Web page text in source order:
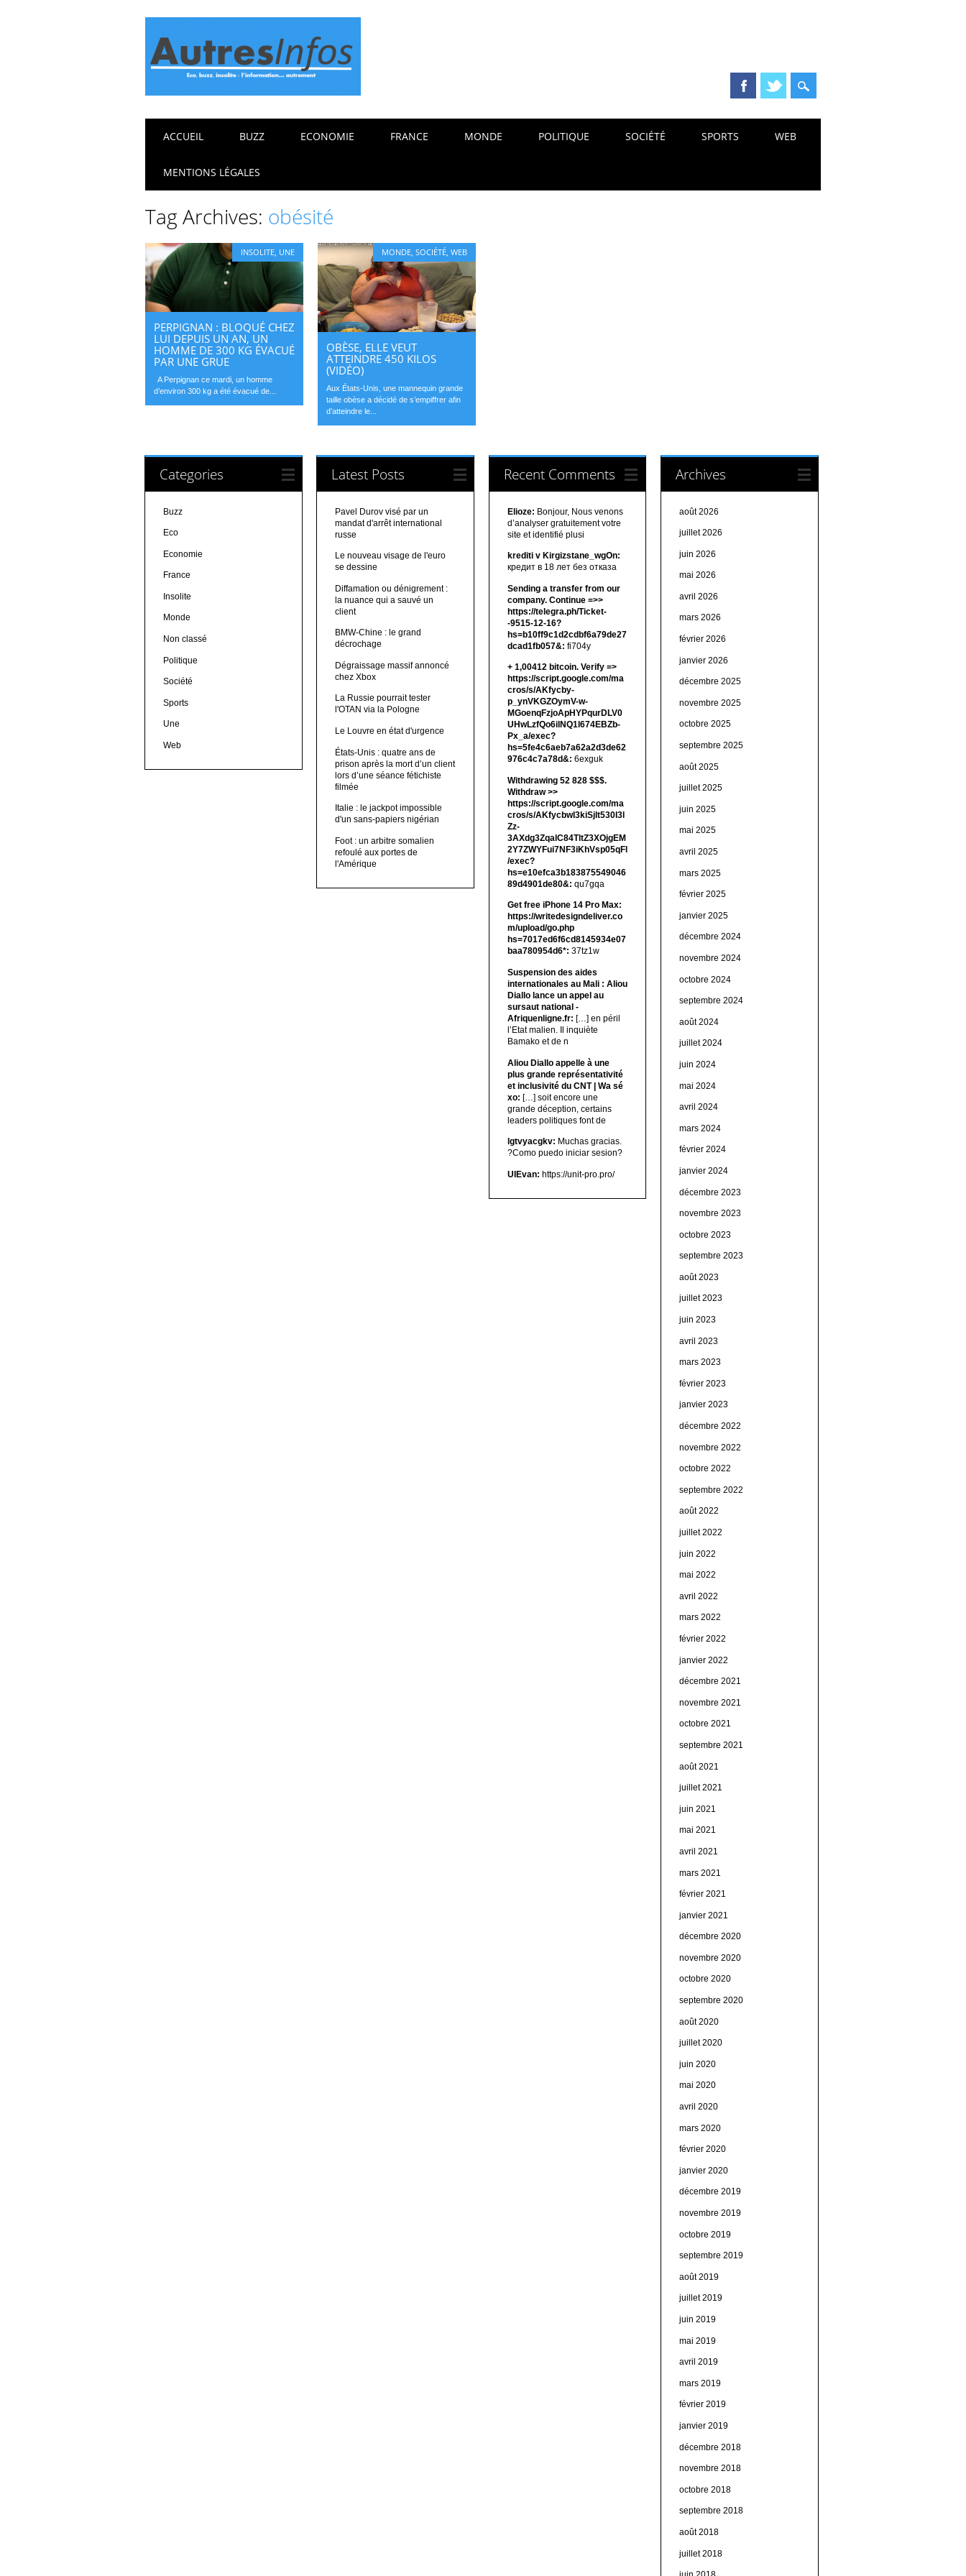
Main menu
ACCUEIL BUZZ ECONOMIE FRANCE MONDE POLITIQUE SOCIÉTÉ SPORTS WEB
MENTIONS LÉGALES
Tag Archives: obésité
INSOLITE, UNE
PERPIGNAN : BLOQUÉ CHEZ
LUI DEPUIS UN AN, UN
HOMME DE 300 KG ÉVACUÉ
PAR UNE GRUE
A Perpignan ce mardi, un homme
d’environ 300 kg a été évacué de...
MONDE,SOCIÉTÉ,WEB
OBÈSE, ELLE VEUT
ATTEINDRE 450 KILOS
(VIDÉO)
Aux États-Unis, une mannequin grande
taille obèse a décidé de s’empiffrer afin
d’atteindre le...
Categories
Buzz
Eco
Economie
France
Insolite
Monde
Non classé
Politique
Société
Sports
Une
Web
Latest Posts
Pavel Durov visé par un
mandat d'arrêt international
russe
Le nouveau visage de l'euro
se dessine
Diffamation ou dénigrement :
la nuance qui a sauvé un
client
BMW-Chine : le grand
décrochage
Dégraissage massif annoncé
chez Xbox
La Russie pourrait tester
l'OTAN via la Pologne
Le Louvre en état d'urgence
États-Unis : quatre ans de
prison après la mort d’un client
lors d’une séance fétichiste
filmée
Italie : le jackpot impossible
d'un sans-papiers nigérian
Foot : un arbitre somalien
refoulé aux portes de
l'Amérique
Recent Comments
Elioze: Bonjour, Nous venons
d’analyser gratuitement votre
site et identifié plusi
krediti v Kirgizstane_wgOn:
кредит в 18 лет без отказа
Sending a transfer from our
company. Continue =>>
https://telegra.ph/Ticket-
-9515-12-16?
hs=b10ff9c1d2cdbf6a79de27
dcad1fb057&: fi704y
+ 1,00412 bitсоin. Verify =>
https://script.google.com/ma
cros/s/AKfycby-
p_ynVKGZOymV-w-
MGoenqFzjoApHYPqurDLV0
UHwLzfQo6ilNQ1l674EBZb-
Px_a/exec?
hs=5fe4c6aeb7a62a2d3de62
976c4c7a78d&: 6exguk
Withdrawing 52 828 $$$.
Withdrаw >>
https://script.google.com/ma
cros/s/AKfycbwl3kiSjlt530I3l
Zz-
3AXdg3ZqalC84TltZ3XOjgEM
2Y7ZWYFui7NF3iKhVsp05qFl
/exec?
hs=e10efca3b183875549046
89d4901de80&: qu7gqa
Get free iPhone 14 Pro Max:
https://writedesigndeliver.co
m/upload/go.php
hs=7017ed6f6cd8145934e07
baa780954d6*: 37tz1w
Suspension des aides
internationales au Mali : Aliou
Diallo lance un appel au
sursaut national -
Afriquenligne.fr: […] en péril
l’Etat malien. Il inquiète
Bamako et de n
Aliou Diallo appelle à une
plus grande représentativité
et inclusivité du CNT | Wa sé
xo: […] soit encore une
grande déception, certains
leaders politiques font de
lgtvyacgkv: Muchas gracias.
?Como puedo iniciar sesion?
UIEvan: https://unit-pro.pro/
Archives
août 2026
juillet 2026
juin 2026
mai 2026
avril 2026
mars 2026
février 2026
janvier 2026
décembre 2025
novembre 2025
octobre 2025
septembre 2025
août 2025
juillet 2025
juin 2025
mai 2025
avril 2025
mars 2025
février 2025
janvier 2025
décembre 2024
novembre 2024
octobre 2024
septembre 2024
août 2024
juillet 2024
juin 2024
mai 2024
avril 2024
mars 2024
février 2024
janvier 2024
décembre 2023
novembre 2023
octobre 2023
septembre 2023
août 2023
juillet 2023
juin 2023
avril 2023
mars 2023
février 2023
janvier 2023
décembre 2022
novembre 2022
octobre 2022
septembre 2022
août 2022
juillet 2022
juin 2022
mai 2022
avril 2022
mars 2022
février 2022
janvier 2022
décembre 2021
novembre 2021
octobre 2021
septembre 2021
août 2021
juillet 2021
juin 2021
mai 2021
avril 2021
mars 2021
février 2021
janvier 2021
décembre 2020
novembre 2020
octobre 2020
septembre 2020
août 2020
juillet 2020
juin 2020
mai 2020
avril 2020
mars 2020
février 2020
janvier 2020
décembre 2019
novembre 2019
octobre 2019
septembre 2019
août 2019
juillet 2019
juin 2019
mai 2019
avril 2019
mars 2019
février 2019
janvier 2019
décembre 2018
novembre 2018
octobre 2018
septembre 2018
août 2018
juillet 2018